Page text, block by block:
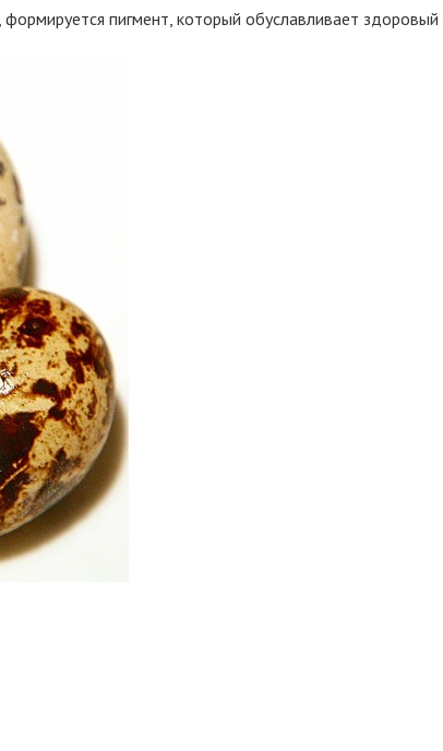
пигмент, который обуславливает